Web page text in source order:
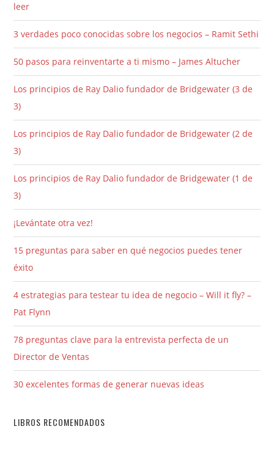
leer
3 verdades poco conocidas sobre los negocios – Ramit Sethi
50 pasos para reinventarte a ti mismo – James Altucher
Los principios de Ray Dalio fundador de Bridgewater (3 de
3)
Los principios de Ray Dalio fundador de Bridgewater (2 de
3)
Los principios de Ray Dalio fundador de Bridgewater (1 de
3)
¡Levántate otra vez!
15 preguntas para saber en qué negocios puedes tener
éxito
4 estrategias para testear tu idea de negocio – Will it fly? –
Pat Flynn
78 preguntas clave para la entrevista perfecta de un
Director de Ventas
30 excelentes formas de generar nuevas ideas
LIBROS RECOMENDADOS